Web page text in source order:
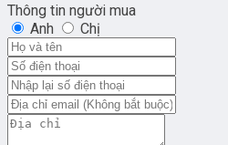
Thông tin người mua
Anh
Chị